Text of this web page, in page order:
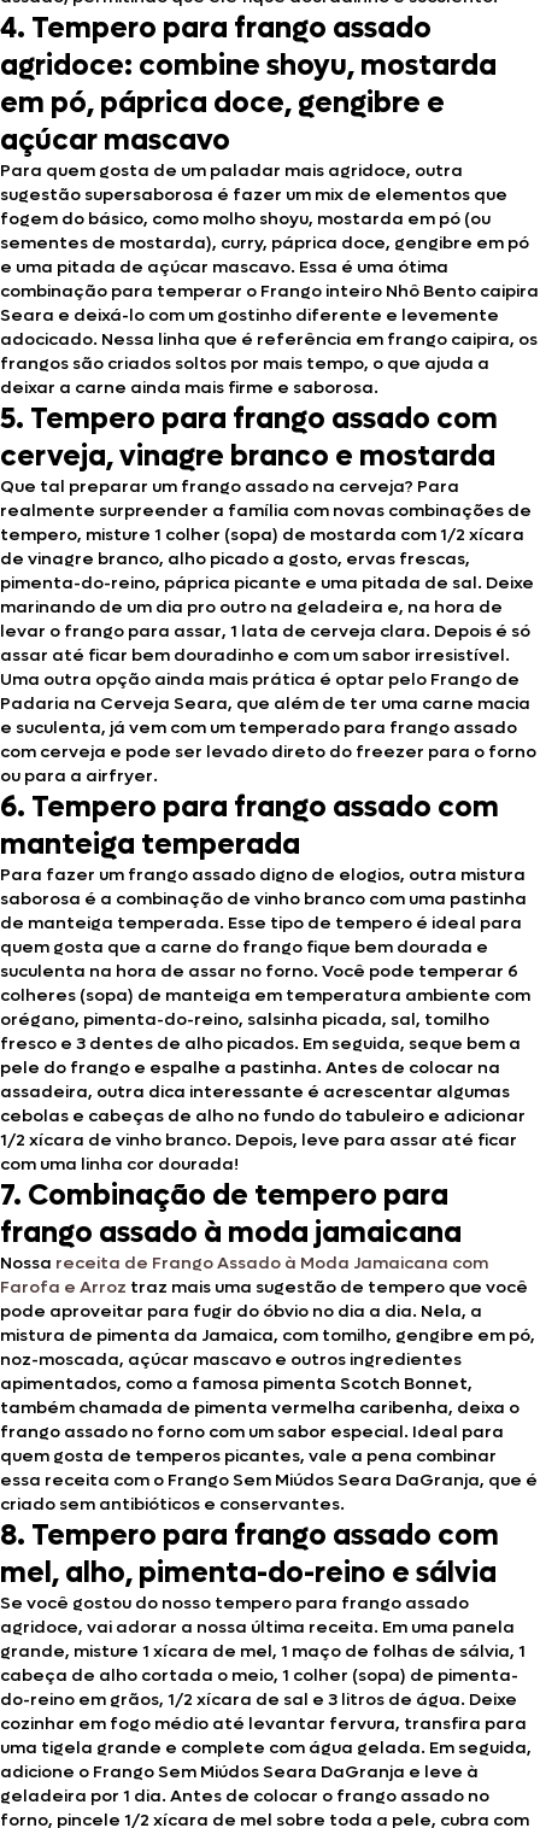
4. Tempero para frango assado
agridoce: combine shoyu, mostarda
em pó, páprica doce, gengibre e
açúcar mascavo
Para quem gosta de um paladar mais agridoce, outra
sugestão supersaborosa é fazer um mix de elementos que
fogem do básico, como molho shoyu, mostarda em pó (ou
sementes de mostarda), curry, páprica doce, gengibre em pó
e uma pitada de açúcar mascavo. Essa é uma ótima
combinação para temperar o Frango inteiro Nhô Bento caipira
Seara e deixá-lo com um gostinho diferente e levemente
adocicado. Nessa linha que é referência em frango caipira, os
frangos são criados soltos por mais tempo, o que ajuda a
deixar a carne ainda mais firme e saborosa.
5. Tempero para frango assado com
cerveja, vinagre branco e mostarda
Que tal preparar um frango assado na cerveja? Para
realmente surpreender a família com novas combinações de
tempero, misture 1 colher (sopa) de mostarda com 1/2 xícara
de vinagre branco, alho picado a gosto, ervas frescas,
pimenta-do-reino, páprica picante e uma pitada de sal. Deixe
marinando de um dia pro outro na geladeira e, na hora de
levar o frango para assar, 1 lata de cerveja clara. Depois é só
assar até ficar bem douradinho e com um sabor irresistível.
Uma outra opção ainda mais prática é optar pelo Frango de
Padaria na Cerveja Seara, que além de ter uma carne macia
e suculenta, já vem com um temperado para frango assado
com cerveja e pode ser levado direto do freezer para o forno
ou para a airfryer.
6. Tempero para frango assado com
manteiga temperada
Para fazer um frango assado digno de elogios, outra mistura
saborosa é a combinação de vinho branco com uma pastinha
de manteiga temperada. Esse tipo de tempero é ideal para
quem gosta que a carne do frango fique bem dourada e
suculenta na hora de assar no forno. Você pode temperar 6
colheres (sopa) de manteiga em temperatura ambiente com
orégano, pimenta-do-reino, salsinha picada, sal, tomilho
fresco e 3 dentes de alho picados. Em seguida, seque bem a
pele do frango e espalhe a pastinha. Antes de colocar na
assadeira, outra dica interessante é acrescentar algumas
cebolas e cabeças de alho no fundo do tabuleiro e adicionar
1/2 xícara de vinho branco. Depois, leve para assar até ficar
com uma linha cor dourada!
7. Combinação de tempero para
frango assado à moda jamaicana
Nossa receita de Frango Assado à Moda Jamaicana com
Farofa e Arroz traz mais uma sugestão de tempero que você
pode aproveitar para fugir do óbvio no dia a dia. Nela, a
mistura de pimenta da Jamaica, com tomilho, gengibre em pó,
noz-moscada, açúcar mascavo e outros ingredientes
apimentados, como a famosa pimenta Scotch Bonnet,
também chamada de pimenta vermelha caribenha, deixa o
frango assado no forno com um sabor especial. Ideal para
quem gosta de temperos picantes, vale a pena combinar
essa receita com o Frango Sem Miúdos Seara DaGranja, que é
criado sem antibióticos e conservantes.
8. Tempero para frango assado com
mel, alho, pimenta-do-reino e sálvia
Se você gostou do nosso tempero para frango assado
agridoce, vai adorar a nossa última receita. Em uma panela
grande, misture 1 xícara de mel, 1 maço de folhas de sálvia, 1
cabeça de alho cortada o meio, 1 colher (sopa) de pimenta-
do-reino em grãos, 1/2 xícara de sal e 3 litros de água. Deixe
cozinhar em fogo médio até levantar fervura, transfira para
uma tigela grande e complete com água gelada. Em seguida,
adicione o Frango Sem Miúdos Seara DaGranja e leve à
geladeira por 1 dia. Antes de colocar o frango assado no
forno, pincele 1/2 xícara de mel sobre toda a pele, cubra com